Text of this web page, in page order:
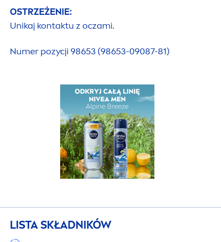
OSTRZEŻENIE:
Unikaj kontaktu z oczami.
Numer pozycji 98653 (98653-09087-81)
LISTA SKŁADNIKÓW